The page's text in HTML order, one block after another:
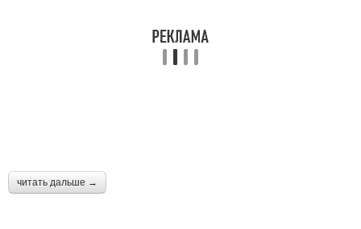
читать дальше →